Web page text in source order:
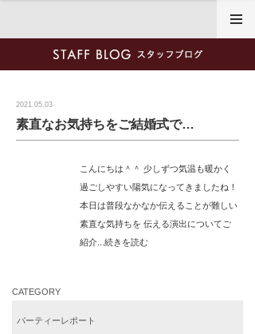
2021.05.03
素直なお気持ちをご結婚式で…
こんにちは＾＾ 少しずつ気温も暖かく
過ごしやすい陽気になってきましたね！
本日は普段なかなか伝えることが難しい
素直な気持ちを 伝える演出についてご
紹介...続きを読む
CATEGORY
パーティーレポート